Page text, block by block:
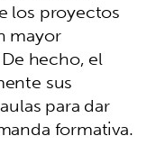
los proyectos
mayor
hecho, el
sus
para dar
formativa.